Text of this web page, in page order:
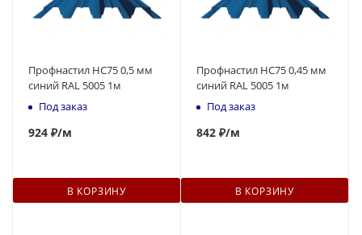
Профнастил НС75 0,5 мм
синий RAL 5005 1м
Под заказ
924 ₽/м
В КОРЗИНУ
Профнастил НС75 0,45 мм
синий RAL 5005 1м
Под заказ
842 ₽/м
В КОРЗИНУ